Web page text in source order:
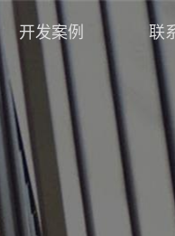
开发案例 联